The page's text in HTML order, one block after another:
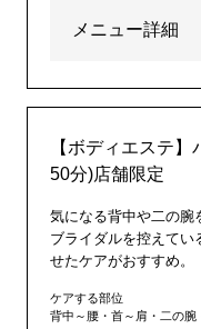
メニュー詳細
【ボディエステ
50分)店舗限定
気になる背中や二の腕
ブライダルを控えてい
せたケアがおすすめ。
ケアする部位
背中～腰・首～肩・二の腕